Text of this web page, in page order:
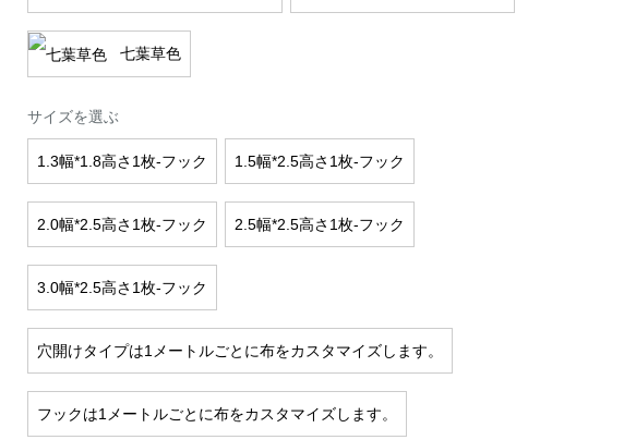
七葉草色
サイズを選ぶ
1.3幅*1.8高さ1枚-フック 1.5幅*2.5高さ1枚-フック
2.0幅*2.5高さ1枚-フック 2.5幅*2.5高さ1枚-フック
3.0幅*2.5高さ1枚-フック
穴開けタイプは1メートルごとに布をカスタマイズします。
フックは1メートルごとに布をカスタマイズします。